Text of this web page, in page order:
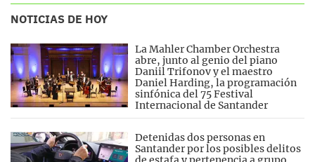
NOTICIAS DE HOY
La Mahler Chamber Orchestra
abre, junto al genio del piano
Daniil Trifonov y el maestro
Daniel Harding, la programación
sinfónica del 75 Festival
Internacional de Santander
Detenidas dos personas en
Santander por los posibles delitos